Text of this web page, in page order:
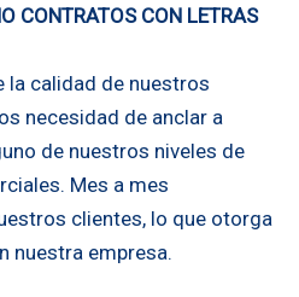
CONTRATOS CON LETRAS
la calidad de nuestros
necesidad de anclar a
de nuestros niveles de
Mes a mes
clientes, lo que otorga
nuestra empresa.